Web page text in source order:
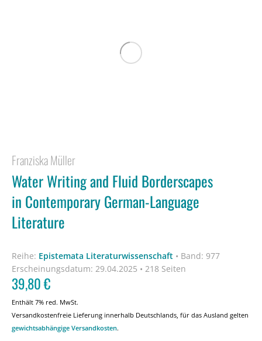
Franziska Müller
Water Writing and Fluid Borderscapes
in Contemporary German-Language
Literature
Reihe: Epistemata Literaturwissenschaft • Band: 977
Erscheinungsdatum: 29.04.2025 • 218 Seiten
39,80€
Enthält 7% red. MwSt.
Versandkostenfreie Lieferung innerhalb Deutschlands, für das Ausland gelten
gewichtsabhängige Versandkosten.